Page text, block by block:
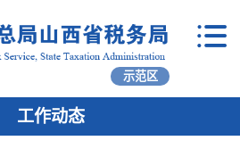
示范区
工作动态